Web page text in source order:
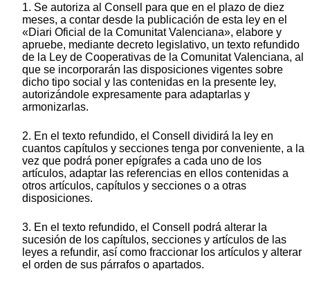
1. Se autoriza al Consell para que en el plazo de diez
meses, a contar desde la publicación de esta ley en el
«Diari Oficial de la Comunitat Valenciana», elabore y
apruebe, mediante decreto legislativo, un texto refundido
de la Ley de Cooperativas de la Comunitat Valenciana, al
que se incorporarán las disposiciones vigentes sobre
dicho tipo social y las contenidas en la presente ley,
autorizándole expresamente para adaptarlas y
armonizarlas.
2. En el texto refundido, el Consell dividirá la ley en
cuantos capítulos y secciones tenga por conveniente, a la
vez que podrá poner epígrafes a cada uno de los
artículos, adaptar las referencias en ellos contenidas a
otros artículos, capítulos y secciones o a otras
disposiciones.
3. En el texto refundido, el Consell podrá alterar la
sucesión de los capítulos, secciones y artículos de las
leyes a refundir, así como fraccionar los artículos y alterar
el orden de sus párrafos o apartados.